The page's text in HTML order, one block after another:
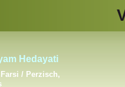
Vladislav Linkiavitchious
Engels, Frans, Russisch